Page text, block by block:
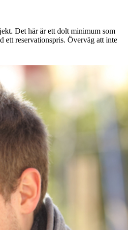
Det här är ett dolt minimum som
ett reservationspris. Överväg att inte